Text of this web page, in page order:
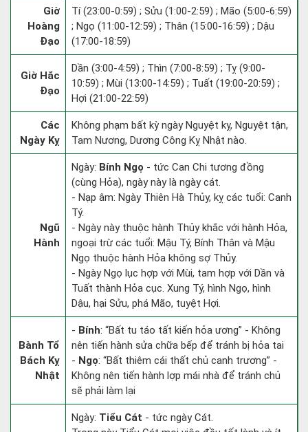
Giờ
Hoàng
Đạo
Tí (23:00-0:59) ; Sửu (1:00-2:59) ; Mão (5:00-6:59)
; Ngọ (11:00-12:59) ; Thân (15:00-16:59) ; Dậu
(17:00-18:59)
Giờ Hắc
Đạo
Dần (3:00-4:59) ; Thìn (7:00-8:59) ; Tỵ (9:00-
10:59) ; Mùi (13:00-14:59) ; Tuất (19:00-20:59) ;
Hợi (21:00-22:59)
Các
Ngày Kỵ
Không phạm bất kỳ ngày Nguyệt kỵ, Nguyệt tận,
Tam Nương, Dương Công Kỵ Nhật nào.
Ngũ
Hành
Ngày: Bính Ngọ - tức Can Chi tương đồng
(cùng Hỏa), ngày này là ngày cát.
- Nạp âm: Ngày Thiên Hà Thủy, kỵ các tuổi: Canh
Tý.
- Ngày này thuộc hành Thủy khắc với hành Hỏa,
ngoại trừ các tuổi: Mậu Tý, Bính Thân và Mậu
Ngọ thuộc hành Hỏa không sợ Thủy.
- Ngày Ngọ lục hợp với Mùi, tam hợp với Dần và
Tuất thành Hỏa cục. Xung Tý, hình Ngọ, hình
Dậu, hại Sửu, phá Mão, tuyệt Hợi.
Bành Tổ
Bách Kỵ
Nhật
- Bính: “Bất tu táo tất kiến hỏa ương” - Không
nên tiến hành sửa chữa bếp để tránh bị hỏa tai
- Ngọ: “Bất thiêm cái thất chủ canh trương” -
Không nên tiến hành lợp mái nhà để tránh chủ
sẽ phải làm lại
Ngày: Tiểu Cát - tức ngày Cát.